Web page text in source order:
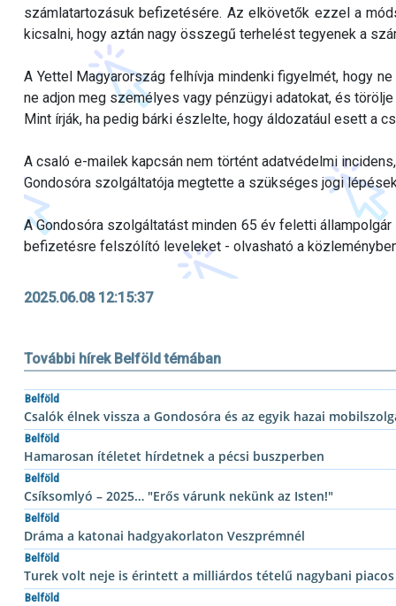
számlatartozásuk befizetésére. Az elkövetők ezzel a
kicsalni, hogy aztán nagy összegű terhelést tegyenek a
A Yettel Magyarország felhívja mindenki figyelmét, hogy
ne adjon meg személyes vagy pénzügyi adatokat, és
Mint írják, ha pedig bárki észlelte, hogy áldozatául esett a
A csaló e-mailek kapcsán nem történt adatvédelmi
Gondosóra szolgáltatója megtette a szükséges jogi
A Gondosóra szolgáltatást minden 65 év feletti
befizetésre felszólító leveleket - olvasható a
2025.06.08 12:15:37
További hírek Belföld témában
Belföld
Csalók élnek vissza a Gondosóra és az egyik hazai
Belföld
Hamarosan ítéletet hírdetnek a pécsi buszperben
Belföld
Csíksomlyó – 2025… "Erős várunk nekünk az Isten!"
Belföld
Dráma a katonai hadgyakorlaton Veszprémnél
Belföld
Turek volt neje is érintett a milliárdos tételű nagybani piacos
Belföld